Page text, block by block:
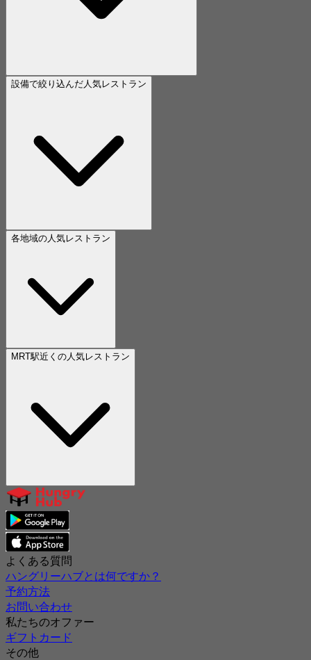
設備で絞り込んだ人気レストラン
各地域の人気レストラン
MRT駅近くの人気レストラン
よくある質問
ハングリーハブとは何ですか？
予約方法
お問い合わせ
私たちのオファー
ギフトカード
その他